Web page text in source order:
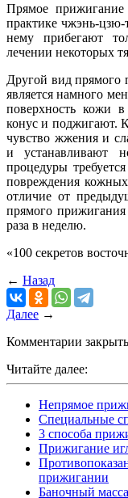
Прямое
практике чжэнь-цзю-
нему прибегают
лечении некоторых
Другой вид прямого
является намного
поверхность кожи
конус и поджигают.
чувство жжения и
и устанавливают
процедуры
повреждения
отличие от
прямого
раза в неделю.
«100 секретов
← Назад
Далее →
Комментарии
Читайте далее:
Непрямое
Специальные
3 способа
Прижигание
прижигании
Баночный